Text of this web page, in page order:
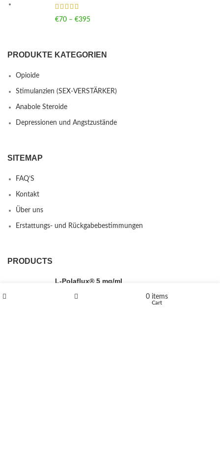
€70 – €395
PRODUKTE KATEGORIEN
Opioide
Stimulanzien (SEX-VERSTÄRKER)
Anabole Steroide
Depressionen und Angstzustände
SITEMAP
FAQ’S
Kontakt
Über uns
Erstattungs- und Rückgabebestimmungen
PRODUCTS
L-Polaflux® 5 mg/ml
0 items
Cart